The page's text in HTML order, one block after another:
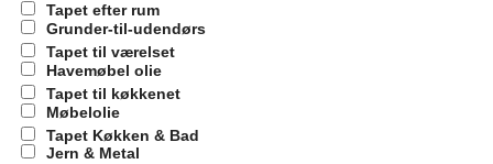
Tapet efter rum
Tapet til værelset
Tapet til køkkenet
Tapet Køkken & Bad
Grunder-til-udendørs
Havemøbel olie
Møbelolie
Jern & Metal